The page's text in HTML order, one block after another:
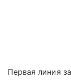
Первая линия